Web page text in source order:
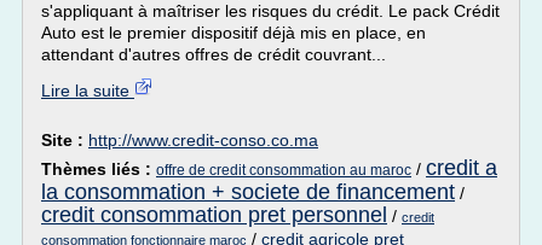
s'appliquant à maîtriser les risques du crédit. Le pack Crédit
Auto est le premier dispositif déjà mis en place, en
attendant d'autres offres de crédit couvrant...
Lire la suite
Site : http://www.credit-conso.co.ma
Thèmes liés : offre de credit consommation au maroc / credit a
la consommation + societe de financement /
credit consommation pret personnel / credit
consommation fonctionnaire maroc / credit agricole pret